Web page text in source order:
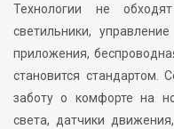
Технологии не
светильники,
приложения,
становится стандартом.
заботу о комфорте на
света, датчики